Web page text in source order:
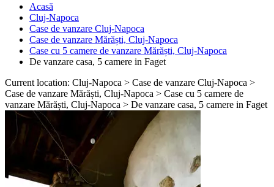
Acasă
Cluj-Napoca
Case de vanzare Cluj-Napoca
Case de vanzare Mărăști, Cluj-Napoca
Case cu 5 camere de vanzare Mărăști, Cluj-Napoca
De vanzare casa, 5 camere in Faget
Current location: Cluj-Napoca > Case de vanzare Cluj-Napoca >
Case de vanzare Mărăști, Cluj-Napoca > Case cu 5 camere de
vanzare Mărăști, Cluj-Napoca > De vanzare casa, 5 camere in Faget